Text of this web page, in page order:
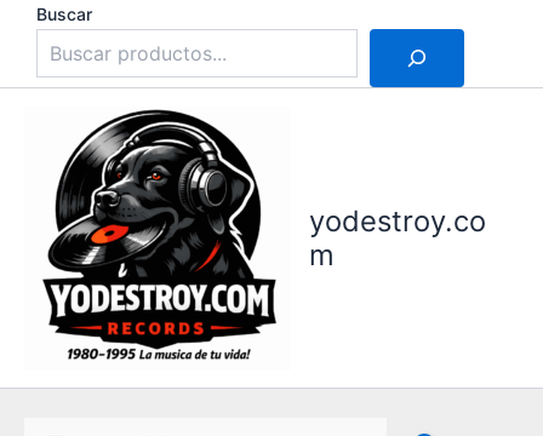
contenido
Buscar
yodestroy.co
m